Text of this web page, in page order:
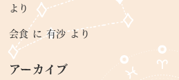
より
会食に有沙より
アーカイブ